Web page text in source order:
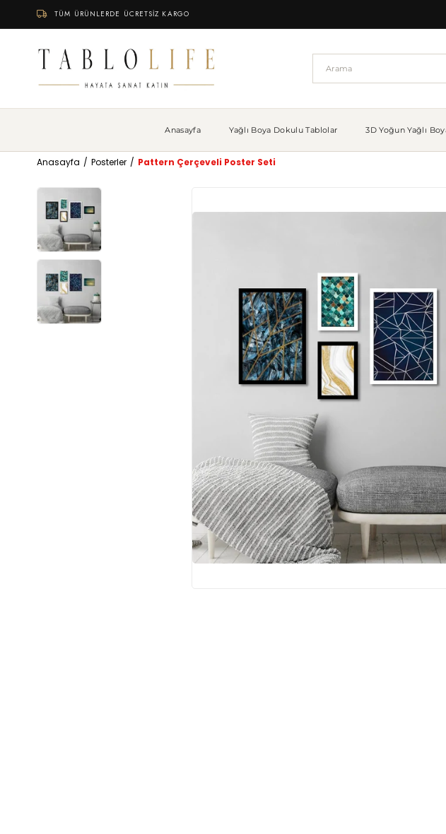
TÜM ÜRÜNLERDE ÜCRETSİZ KARGO
Anasayfa Yağlı Boya Dokulu Tablolar 3D Yoğun Yağlı
Anasayfa Posterler Pattern Çerçeveli Poster Seti